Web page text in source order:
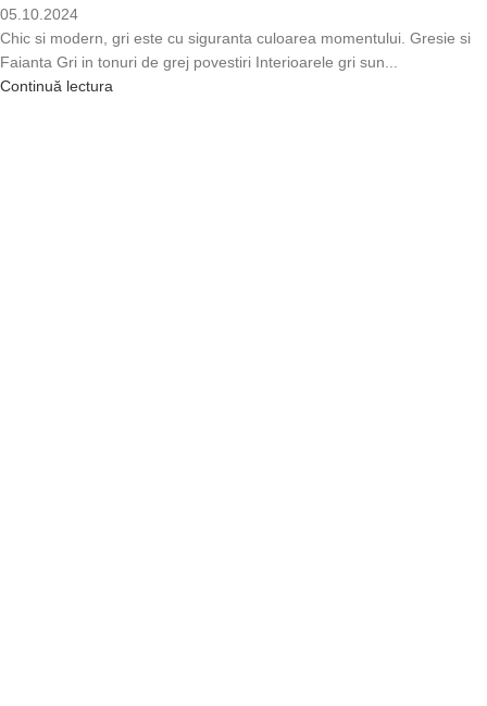
05.10.2024
Chic si modern, gri este cu siguranta culoarea momentului. Gresie si
Faianta Gri in tonuri de grej povestiri Interioarele gri sun...
Continuă lectura